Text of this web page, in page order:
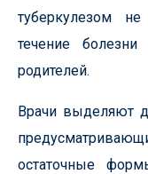
туберкулезом не
течение
родителей.
Врачи выделяют
остаточные